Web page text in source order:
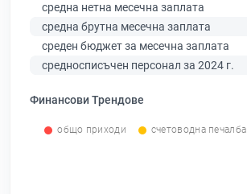
средна нетна месечна заплата
средна брутна месечна заплата
среден бюджет за месечна заплата
средносписъчен персонал за 2024 г.
Финансови Трендове
общо приходи счетоводна печалба